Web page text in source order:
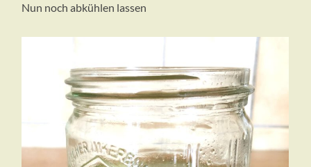
Nun noch abkühlen lassen